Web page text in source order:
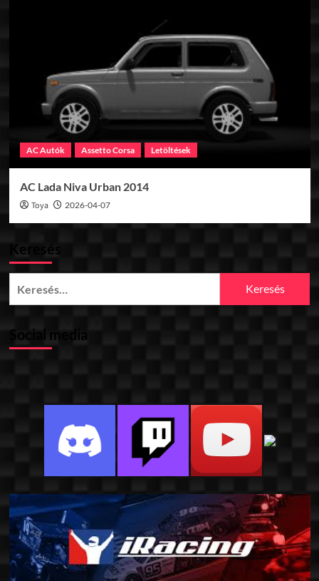
AC Autók Assetto Corsa Letöltések
AC Lada Niva Urban 2014
Toya 2026-04-07
Keresés
Social media